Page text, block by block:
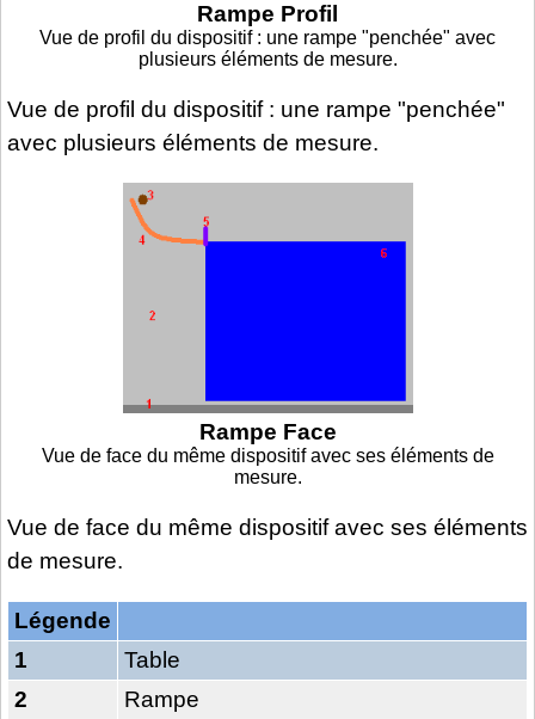
Rampe Profil
Vue de profil du dispositif : une rampe "penchée" avec
plusieurs éléments de mesure.
Vue de profil du dispositif : une rampe "penchée"
avec plusieurs éléments de mesure.
Rampe Face
Vue de face du même dispositif avec ses éléments de
mesure.
Vue de face du même dispositif avec ses éléments
de mesure.
Légende
1
Table
2
Rampe